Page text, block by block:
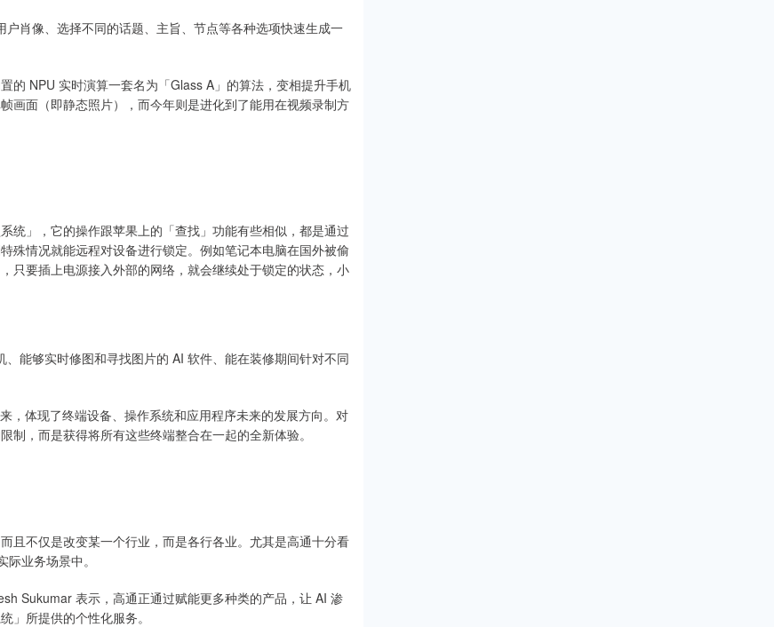
肖像、选择不同的话题、主旨、节点等各种选项快速生成一
的 NPU 实时演算一套名为「Glass A」的算法，变相提升手机
画面（即静态照片），而今年则是进化到了能用在视频录制方
统」，它的操作跟苹果上的「查找」功能有些相似，都是通过
殊情况就能远程对设备进行锁定。例如笔记本电脑在国外被偷
只要插上电源接入外部的网络，就会继续处于锁定的状态，小
能够实时修图和寻找图片的 AI 软件、能在装修期间针对不同
，体现了终端设备、操作系统和应用程序未来的发展方向。对
，而是获得将所有这些终端整合在一起的全新体验。
且不仅是改变某一个行业，而是各行各业。尤其是高通十分看
业务场景中。
Sukumar 表示，高通正通过赋能更多种类的产品，让 AI 渗
」所提供的个性化服务。